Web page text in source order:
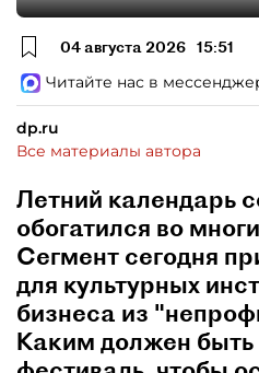
04 августа 2026 15:51
Читайте нас в
dp.ru
Все материалы автора
Летний календарь
обогатился во
Сегмент сегодня
для культурных
бизнеса из
Каким должен